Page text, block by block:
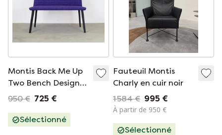
Montis Back Me Up
Two Bench Design
Arian Brekveld
950 € 725 €
Sélectionné
Fauteuil Montis
Charly en cuir noir
1 584 € 995 €
À partir de 950 €
Sélectionné